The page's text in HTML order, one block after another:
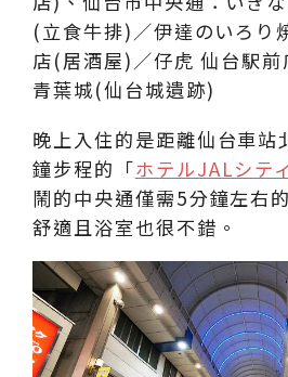
晚上入住的是距離仙台車
鐘步程的「ホテルJALシテ
鬧的中央通僅需5分鐘左右
舒適且浴室也很不錯。